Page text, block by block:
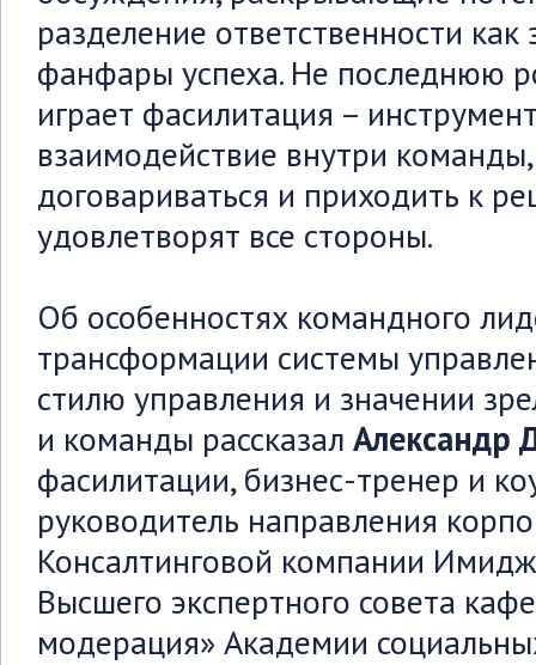
разделение ответственности как
фанфары успеха. Не последнюю
играет фасилитация –
взаимодействие внутри
договариваться и приходить к
удовлетворят все стороны.
Об особенностях командного
трансформации системы
стилю управления и значении
и команды рассказал Александр
фасилитации, бизнес-тренер и
руководитель направления
Консалтинговой компании
Высшего экспертного совета
модерация» Академии